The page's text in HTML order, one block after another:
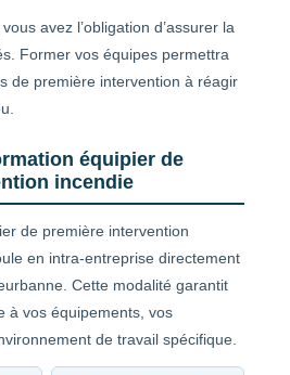
avez l’obligation d’assurer la
Former vos équipes permettra
de première intervention à réagir
équipier de
incendie
de première intervention
en intra-entreprise directement
Cette modalité garantit
à vos équipements, vos
de travail spécifique.